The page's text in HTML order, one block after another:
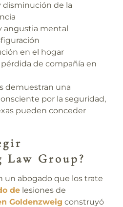
disminución de la
angustia mental
en el hogar
pérdida de compañía en
demuestran una
por la seguridad,
pueden conceder
Law Group?
un abogado que los trate
de lesiones de
Goldenzweig construyó